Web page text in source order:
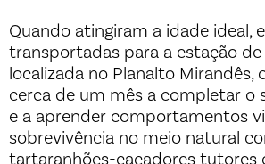
Quando atingiram a idade ideal,
transportadas para a estação
localizada no Planalto Mirandês,
cerca de um mês a completar o
e a aprender comportamentos
sobrevivência no meio natural
tartaranhões-caçadores tutores